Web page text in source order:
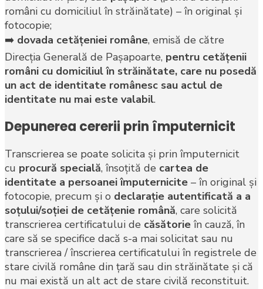
români cu domiciliul în străinătate) – în original şi
fotocopie;
➡️ dovada cetăţeniei române, emisă de către
Direcţia Generală de Paşapoarte, pentru cetăţenii
români cu domiciliul în străinătate, care nu posedă
un act de identitate românesc sau actul de
identitate nu mai este valabil.
Depunerea cererii prin împuternicit
Transcrierea se poate solicita şi prin împuternicit
cu procură specială, însoţită de cartea de
identitate a persoanei împuternicite – în original şi
fotocopie, precum şi o declaraţie autentificată a a
soţului/soţiei de cetăţenie română, care solicită
transcrierea certificatului de căsătorie în cauză, în
care să se specifice dacă s-a mai solicitat sau nu
transcrierea / înscrierea certificatului în registrele de
stare civilă române din ţară sau din străinătate şi că
nu mai există un alt act de stare civilă reconstituit.